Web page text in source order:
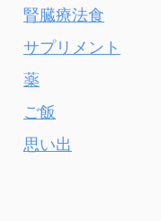
腎臓療法食
サプリメント
薬
ご飯
思い出